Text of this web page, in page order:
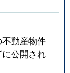
動産物件
公開され